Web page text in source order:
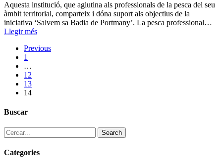
Aquesta institució, que aglutina als professionals de la pesca del seu
àmbit territorial, comparteix i dóna suport als objectius de la
iniciativa ‘Salvem sa Badia de Portmany’. La pesca professional…
Llegir més
Previous
1
…
12
13
14
Buscar
Search
Categories